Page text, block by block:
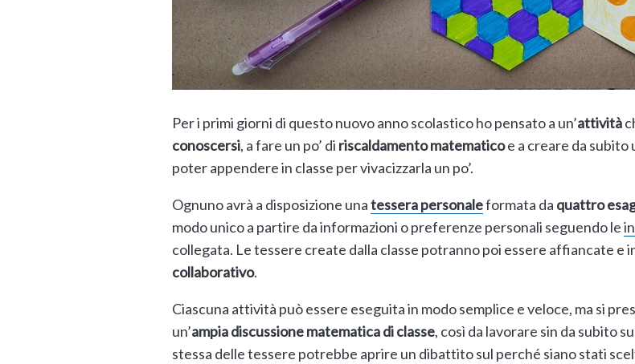
Per i primi giorni di questo nuovo anno scolastico ho pensato a un’attività
conoscersi, a fare un po’ di riscaldamento matematicoe a creare da subito
poter appendere in classe per vivacizzarla un po’.
Ognuno avrà a disposizione unatessera personaleformata da quattro
modo unico a partire da informazioni o preferenze personali seguendo le
collegata. Le tessere create dalla classe potranno poi essere affiancate e
collaborativo.
Ciascuna attività può essere eseguita in modo semplice e veloce, ma si
un’ampia discussione matematica di classe, così da lavorare sin da subito
stessa delle tessere potrebbe aprire un dibattito sul perché siano stati